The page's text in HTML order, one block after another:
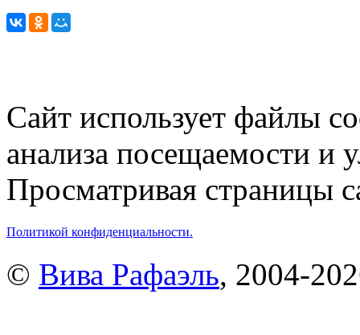
Сайт использует файлы
анализа посещаемости и
Просматривая страницы
Политикой конфиденциальности.
© Вива Рафаэль, 2004-